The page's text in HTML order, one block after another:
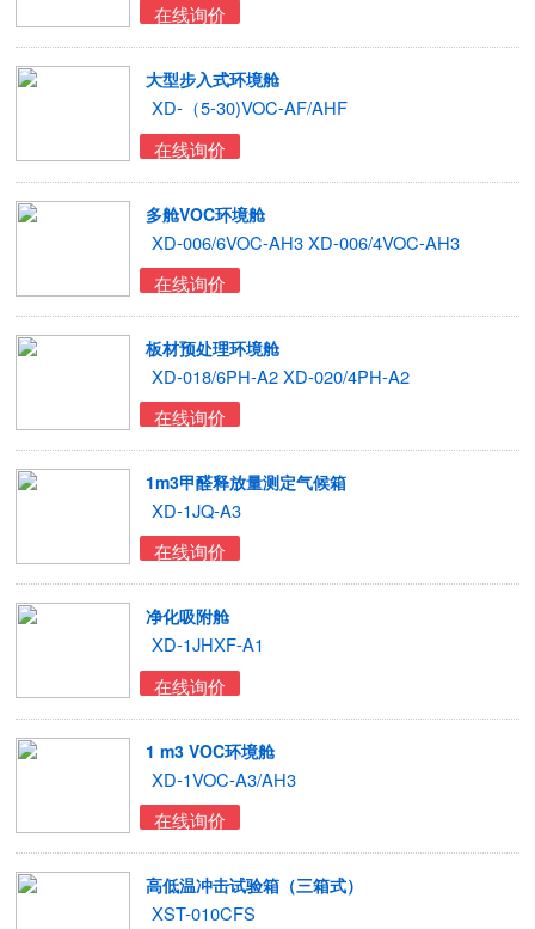
在线询价
大型步入式环境舱
XD-（5-30)VOC-AF/AHF
在线询价
多舱VOC环境舱
XD-006/6VOC-AH3 XD-006/4VOC-AH3
在线询价
板材预处理环境舱
XD-018/6PH-A2 XD-020/4PH-A2
在线询价
1m3甲醛释放量测定气候箱
XD-1JQ-A3
在线询价
净化吸附舱
XD-1JHXF-A1
在线询价
1 m3 VOC环境舱
XD-1VOC-A3/AH3
在线询价
高低温冲击试验箱（三箱式）
XST-010CFS